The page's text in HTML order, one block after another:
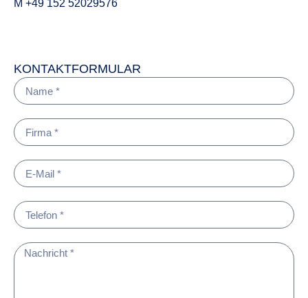
M +49 152 52029576
KONTAKTFORMULAR